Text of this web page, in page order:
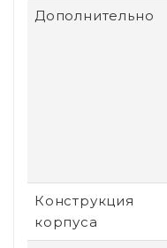
Дополнительно
Конструкция
корпуса